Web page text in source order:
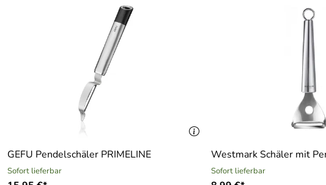
GEFU Pendelschäler PRIMELINE
Sofort lieferbar
Westmark Schäler mit
Sofort lieferbar